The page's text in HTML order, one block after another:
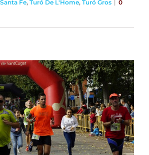
Santa Fe, Turó De L'Home, Turó Gros | 0